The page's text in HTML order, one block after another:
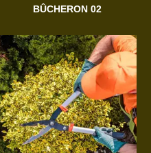
BÛCHERON 02